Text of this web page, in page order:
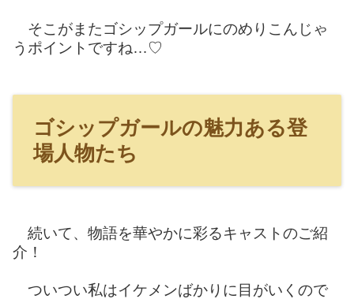
そこがまたゴシップガールにのめりこんじゃ
うポイントですね…♡
ゴシップガールの魅力ある登
場人物たち
続いて、物語を華やかに彩るキャストのご紹
介！
ついつい私はイケメンばかりに目がいくので